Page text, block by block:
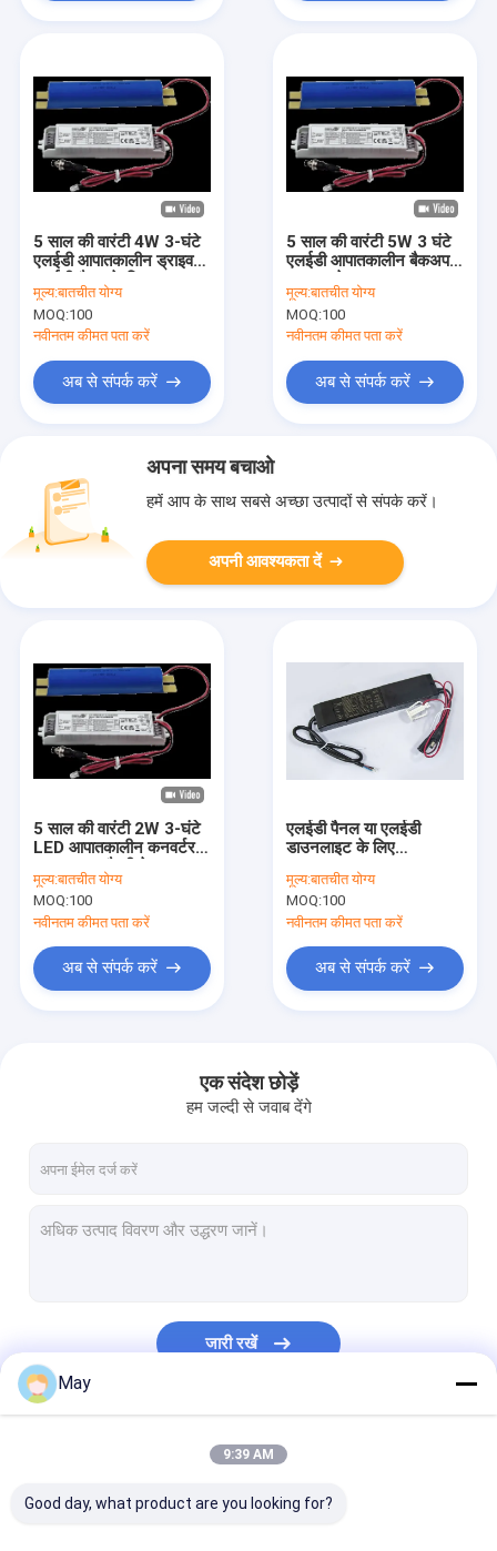
5 साल की वारंटी 4W 3-घंटे
एलईडी आपातकालीन ड्राइवर
एलईडी बैटन के लिए 20-
60Vdc आउटपुट के साथ
LiFePO4 बैटरी
मूल्य:बातचीत योग्य
MOQ:100
नवीनतम कीमत पता करें
अब से संपर्क करें
5 साल की वारंटी 5W 3 घंटे
एलईडी आपातकालीन बैकअप
ड्राइवर के साथ LiFePO4
बैटरी ऑटो परीक्षण और स्वयं
परीक्षण वैकल्पिक
मूल्य:बातचीत योग्य
MOQ:100
नवीनतम कीमत पता करें
अब से संपर्क करें
अपना समय बचाओ
हमें आप के साथ सबसे अच्छा उत्पादों से संपर्क करें।
अपनी आवश्यकता दें
5 साल की वारंटी 2W 3-घंटे
LED आपातकालीन कनवर्टर
LiFePO4 बैटरी के साथ,
स्व-परीक्षण और मैनुअल परीक्षण
मूल्य:बातचीत योग्य
MOQ:100
नवीनतम कीमत पता करें
अब से संपर्क करें
एलईडी पैनल या एलईडी
डाउनलाइट के लिए
LifePO4 6.4V
1800mAh अंतर्निहित बैटरी
इलेक्ट्रॉनिक एलईडी कनवर्टर
मूल्य:बातचीत योग्य
MOQ:100
नवीनतम कीमत पता करें
अब से संपर्क करें
एक संदेश छोड़ें
हम जल्दी से जवाब देंगे
जारी रखें
May
9:39 AM
Good day, what product are you looking for?